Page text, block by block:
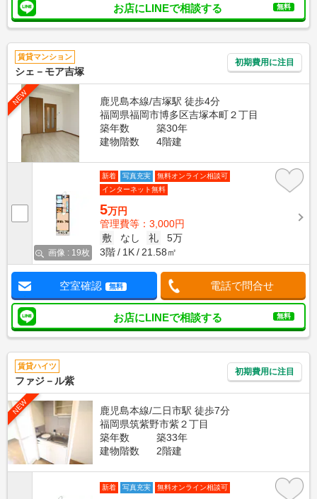
お店にLINEで相談する 無料
賃貸マンション
シェ－モア吉塚
初期費用に注目
NEW
鹿児島本線/吉塚駅 徒歩4分
福岡県福岡市博多区吉塚本町２丁目
築年数
築30年
建物階数
4階建
画像 : 19枚
新着 写真充実
無料オンライン相談可
インターネット無料
5万円
管理費等：3,000円
敷
なし 礼
5万
3階
1K 21.58㎡
空室確認 無料 電話で問合せ
お店にLINEで相談する 無料
賃貸ハイツ
ファジ－ル紫
初期費用に注目
NEW
鹿児島本線/二日市駅 徒歩7分
福岡県筑紫野市紫２丁目
築年数
築33年
建物階数
2階建
新着 写真充実 無料オンライン相談可